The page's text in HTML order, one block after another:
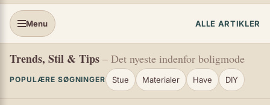
Menu ALLE ARTIKLER
Trends, Stil & Tips – Det nyeste indenfor boligmode
POPULÆRE SØGNINGER Stue Materialer Have DIY